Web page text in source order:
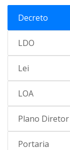
Decreto
LDO
Lei
LOA
Plano Diretor
Portaria